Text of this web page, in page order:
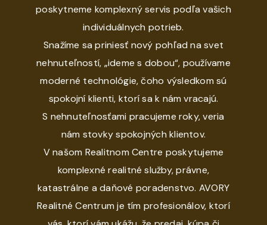
poskytneme komplexný servis podľa vašich
individuálnych potrieb.
Snažíme sa priniesť nový pohľad na svet
nehnuteľností, „ideme s dobou“, používame
moderné technológie, čoho výsledkom sú
spokojní klienti, ktorí sa k nám vracajú.
S nehnuteľnosťami pracujeme roky, veria
nám stovky spokojných klientov.
V našom Realitnom Centre poskytujeme
komplexné realitné služby, právne,
katastrálne a daňové poradenstvo. AVORY
Realitné Centrum je tím profesionálov, ktorí